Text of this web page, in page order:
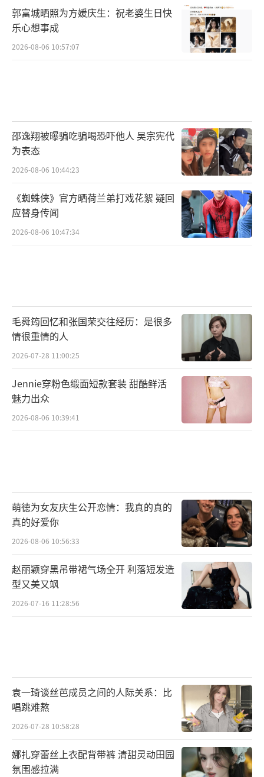
伸或冥想，缓解痛经（避免倒立姿势，防止经
血逆流）。
补铁食物：动物肝脏、菠菜（经血流失约2
0-60ml，需补充铁元素）。
情绪调节：激素波动可能引发抑郁情绪，
可通过听音乐、看喜剧等方式转移注意力。
进阶技巧：用工具精准追踪周期
回落。
APP记录：使用“美柚”“Clue”等APP
记录经期、症状，系统会自动推算周期阶段，
身体信号观察：记录经前综合征（PMS）
表现（如乳房胀痛开始时间），提前1-2天调整
考试/旅行前：若想推迟月经，可在医生指
导下提前7-10天服用短效避孕药（如优思
明），至事件结束后停药。
长期不规律周期：若周期频繁紊乱（如＜2
1天或＞35天），伴随异常出血，需及时就医排
查多囊卵巢综合征（PCOS）、甲状腺疾病等问
郭富城晒照为方媛庆生：祝老婆生日快
乐心想事成
2026-08-06 10:57:07
邵逸翔被曝骗吃骗喝恐吓他人 吴宗宪代
为表态
2026-08-06 10:44:23
《蜘蛛侠》官方晒荷兰弟打戏花絮 疑回
应替身传闻
2026-08-06 10:47:34
毛舜筠回忆和张国荣交往经历：是很多
情很重情的人
2026-07-28 11:00:25
Jennie穿粉色缎面短款套装 甜酷鲜活
魅力出众
2026-08-06 10:39:41
萌徳为女友庆生公开恋情：我真的真的
真的好爱你
2026-08-06 10:56:33
赵丽颖穿黑吊带裙气场全开 利落短发造
型又美又飒
2026-07-16 11:28:56
袁一琦谈丝芭成员之间的人际关系：比
唱跳难熬
2026-07-28 10:58:28
娜扎穿蕾丝上衣配背带裤 清甜灵动田园
氛围感拉满